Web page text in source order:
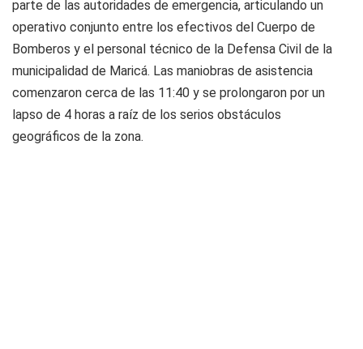
parte de las autoridades de emergencia, articulando un
operativo conjunto entre los efectivos del Cuerpo de
Bomberos y el personal técnico de la Defensa Civil de la
municipalidad de Maricá. Las maniobras de asistencia
comenzaron cerca de las 11:40 y se prolongaron por un
lapso de 4 horas a raíz de los serios obstáculos
geográficos de la zona.